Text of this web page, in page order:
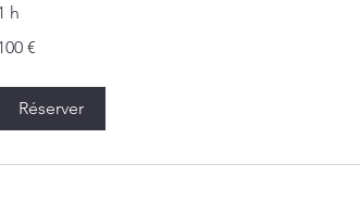
h
€
Réserver